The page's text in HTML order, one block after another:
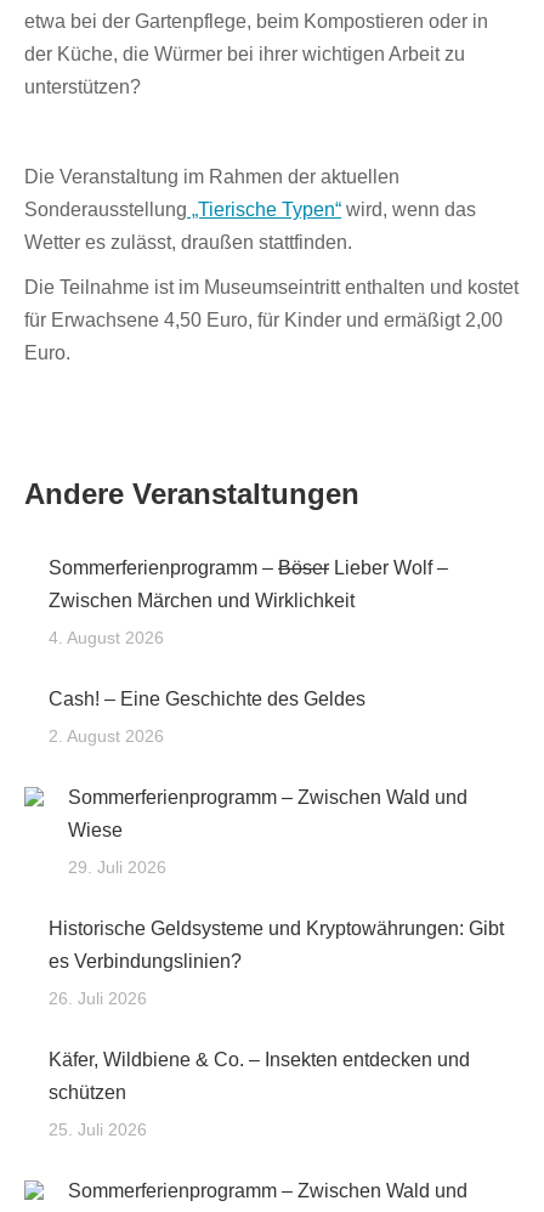
etwa bei der Gartenpflege, beim Kompostieren oder in
der Küche, die Würmer bei ihrer wichtigen Arbeit zu
unterstützen?
Die Veranstaltung im Rahmen der aktuellen
Sonderausstellung „Tierische Typen“ wird, wenn das
Wetter es zulässt, draußen stattfinden.
Die Teilnahme ist im Museumseintritt enthalten und kostet
für Erwachsene 4,50 Euro, für Kinder und ermäßigt 2,00
Euro.
Andere Veranstaltungen
Sommerferienprogramm – Böser Lieber Wolf –
Zwischen Märchen und Wirklichkeit
4. August 2026
Cash! – Eine Geschichte des Geldes
2. August 2026
Sommerferienprogramm – Zwischen Wald und
Wiese
29. Juli 2026
Historische Geldsysteme und Kryptowährungen: Gibt
es Verbindungslinien?
26. Juli 2026
Käfer, Wildbiene & Co. – Insekten entdecken und
schützen
25. Juli 2026
Sommerferienprogramm – Zwischen Wald und